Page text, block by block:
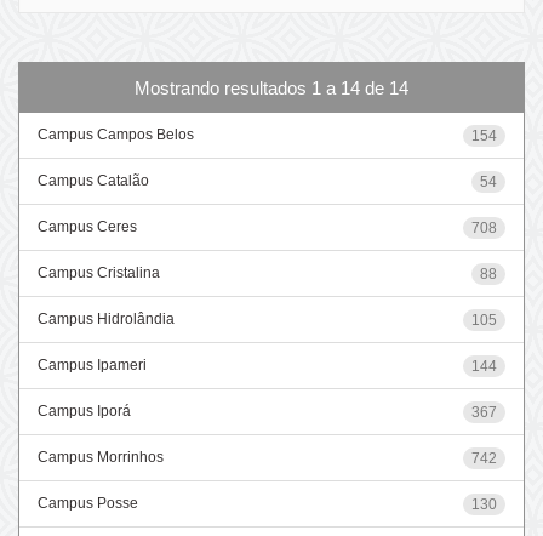
Mostrando resultados 1 a 14 de 14
Campus Campos Belos 154
Campus Catalão 54
Campus Ceres 708
Campus Cristalina 88
Campus Hidrolândia 105
Campus Ipameri 144
Campus Iporá 367
Campus Morrinhos 742
Campus Posse 130